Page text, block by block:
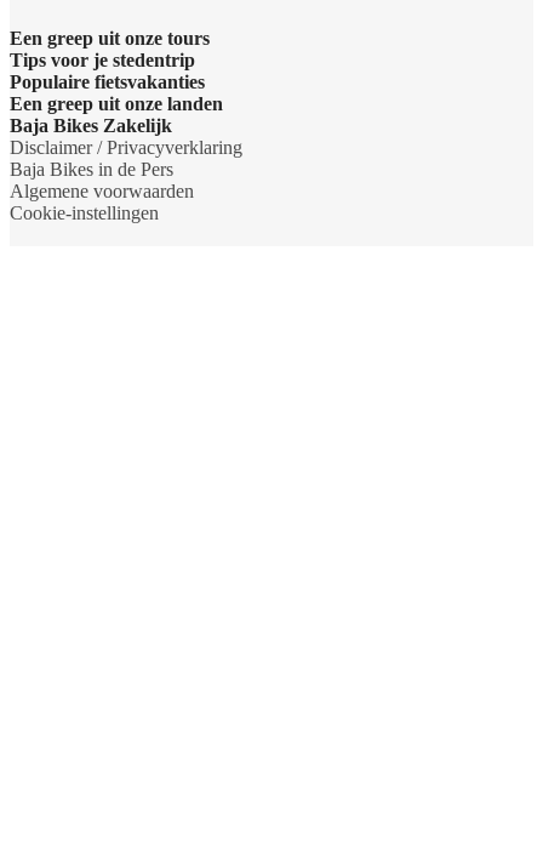
Een greep uit onze tours
Barcelona Panorama tour
Dubai Highlights fietstour
Dublin fietstour
Kaapstad Township tour
Tips voor je stedentrip
Wat te doen in Amsterdam
Wat te doen in Barcelona
Wat te doen in Berlijn
Wat te doen in Boedapest
Populaire fietsvakanties
Fietsvakantie Duitsland
Fietsvakantie Frankrijk
Fietsvakantie Italie
Een greep uit onze landen
Belgie
Denemarken
Baja Bikes Zakelijk
Neem contact op
Over ons
Disclaimer / Privacyverklaring
Baja Bikes in de Pers
Algemene voorwaarden
Cookie-instellingen